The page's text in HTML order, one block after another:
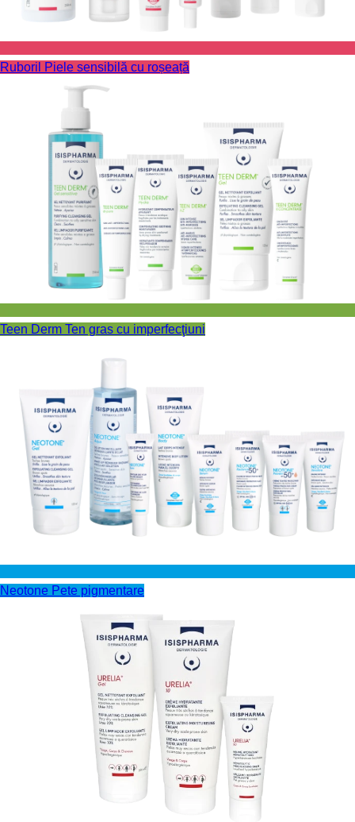
Ruboril Piele sensibilă cu roșeață
Teen Derm Ten gras cu imperfecţiuni
Neotone Pete pigmentare